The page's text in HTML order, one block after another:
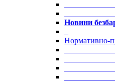
Новини
Нормативно-